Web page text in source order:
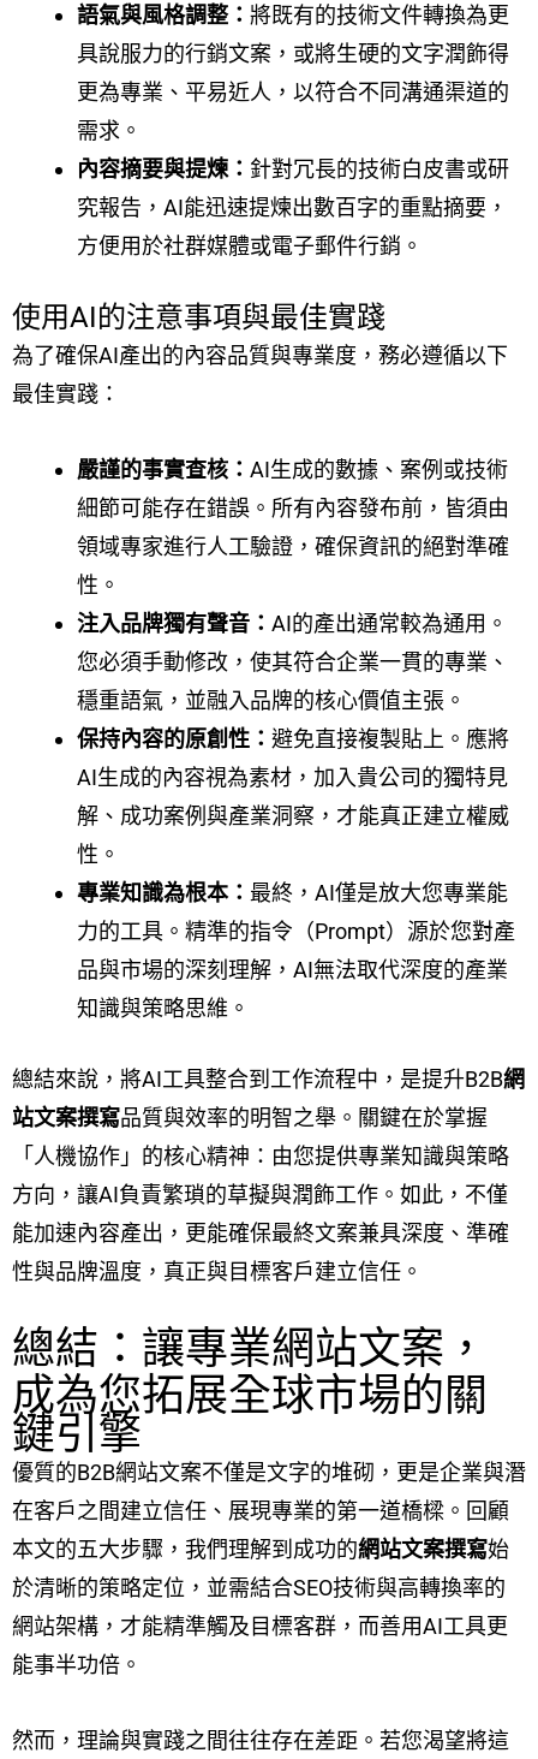
語氣與風格調整： 將既有的技術文件轉換為更
具說服力的行銷文案，或將生硬的文字潤飾得
更為專業、平易近人，以符合不同溝通渠道的
需求。
內容摘要與提煉： 針對冗長的技術白皮書或研
究報告，AI能迅速提煉出數百字的重點摘要，
方便用於社群媒體或電子郵件行銷。
使用AI的注意事項與最佳實踐
為了確保AI產出的內容品質與專業度，務必遵循以下
最佳實踐：
嚴謹的事實查核： AI生成的數據、案例或技術
細節可能存在錯誤。所有內容發布前，皆須由
領域專家進行人工驗證，確保資訊的絕對準確
性。
注入品牌獨有聲音： AI的產出通常較為通用。
您必須手動修改，使其符合企業一貫的專業、
穩重語氣，並融入品牌的核心價值主張。
保持內容的原創性： 避免直接複製貼上。應將
AI生成的內容視為素材，加入貴公司的獨特見
解、成功案例與產業洞察，才能真正建立權威
性。
專業知識為根本： 最終，AI僅是放大您專業能
力的工具。精準的指令（Prompt）源於您對產
品與市場的深刻理解，AI無法取代深度的產業
知識與策略思維。
總結來說，將AI工具整合到工作流程中，是提升B2B網
站文案撰寫品質與效率的明智之舉。關鍵在於掌握
「人機協作」的核心精神：由您提供專業知識與策略
方向，讓AI負責繁瑣的草擬與潤飾工作。如此，不僅
能加速內容產出，更能確保最終文案兼具深度、準確
性與品牌溫度，真正與目標客戶建立信任。
總結：讓專業網站文案，
成為您拓展全球市場的關
鍵引擎
優質的B2B網站文案不僅是文字的堆砌，更是企業與潛
在客戶之間建立信任、展現專業的第一道橋樑。回顧
本文的五大步驟，我們理解到成功的網站文案撰寫始
於清晰的策略定位，並需結合SEO技術與高轉換率的
網站架構，才能精準觸及目標客群，而善用AI工具更
能事半功倍。
然而，理論與實踐之間往往存在差距。若您渴望將這